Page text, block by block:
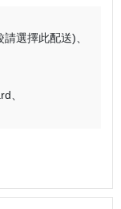
請選擇此配送)